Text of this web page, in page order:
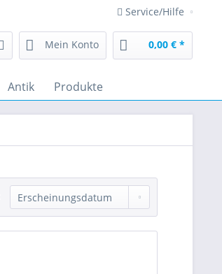
Service/Hilfe
Mein Konto 0,00 € *
Antik Produkte